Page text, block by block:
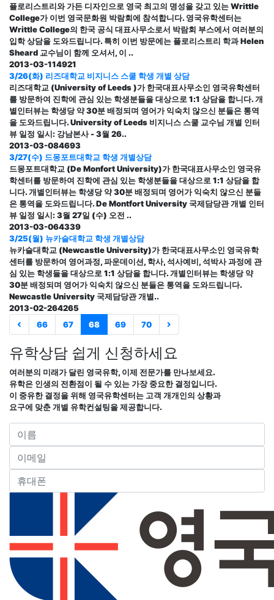
플로리스트리와 가든 디자인으로 영국 최고의 명성을 갖고 있는 Writtle
College가 이번 영국문화원 박람회에 참석합니다. 영국유학센터는
Writtle College의 한국 공식 대표사무소로서 박람회 부스에서 여러분의
입학 상담을 도와드립니다. 특히 이번 방문에는 플로리스트리 학과 Helen
Sheard 교수님이 함께 오셔서, 이 ..
2013-03-114921
3/26(화) 리즈대학교 비지니스 스쿨 학생 개별 상담
리즈대학교 (University of Leeds )가 한국대표사무소인 영국유학센터
를 방문하여 진학에 관심 있는 학생분들을 대상으로 1:1 상담을 합니다. 개
별인터뷰는 학생당 약 30분 배정되며 영어가 익숙치 않으신 분들은 통역
을 도와드립니다. University of Leeds 비지니스 스쿨 교수님 개별 인터
뷰 일정 일시: 강남본사 - 3월 26..
2013-03-084693
3/27(수) 드몽포트대학교 학생 개별상담
드몽포트대학교 (De Monfort University)가 한국대표사무소인 영국유
학센터를 방문하여 진학에 관심 있는 학생분들을 대상으로 1:1 상담을 합
니다. 개별인터뷰는 학생당 약 30분 배정되며 영어가 익숙치 않으신 분들
은 통역을 도와드립니다. De Montfort University 국제담당관 개별 인터
뷰 일정 일시: 3월 27일 (수) 오전 ..
2013-03-064339
3/25(월) 뉴카슬대학교 학생 개별상담
뉴카슬대학교 (Newcastle University)가 한국대표사무소인 영국유학
센터를 방문하여 영어과정, 파운데이션, 학사, 석사예비, 석박사 과정에 관
심 있는 학생들을 대상으로 1:1 상담을 합니다. 개별인터뷰는 학생당 약
30분 배정되며 영어가 익숙치 않으신 분들은 통역을 도와드립니다.
Newcastle University 국제담당관 개별..
2013-02-264265
66
67 68 69 70
유학상담 쉽게 신청하세요
여러분의 미래가 달린 영국유학, 이제 전문가를 만나보세요.
유학은 인생의 전환점이 될 수 있는 가장 중요한 결정입니다.
이 중유한 결정을 위해 영국유학센터는 고객 개개인의 상황과
요구에 맞춘 개별 유학컨설팅을 제공합니다.